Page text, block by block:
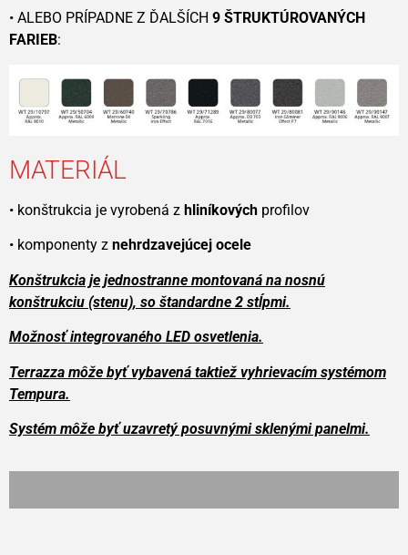
• ALEBO PRÍPADNE Z ĎALŠÍCH 9 ŠTRUKTÚROVANÝCH
FARIEB:
MATERIÁL
• konštrukcia je vyrobená z hliníkových profilov
• komponenty z nehrdzavejúcej ocele
Konštrukcia je jednostranne montovaná na nosnú
konštrukciu (stenu), so štandardne 2 stĺpmi.
Možnosť integrovaného LED osvetlenia.
Terrazza môže byť vybavená taktiež vyhrievacím systémom
Tempura.
Systém môže byť uzavretý posuvnými sklenými panelmi.